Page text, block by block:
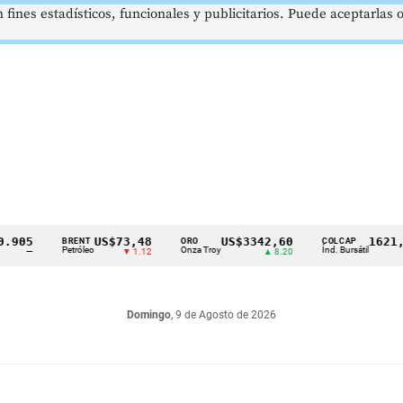
BRENT
Petróleo
US$73,48
▼ 1.12
ORO
Onza Troy
US$3342,60 COLCAP
Índ. Bursátil
1621,34
Domingo, 9 de Agosto de 2026
estadísticos, funcionales y publicitarios. Puede aceptarlas